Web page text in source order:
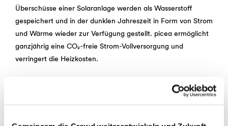
Überschüsse einer Solaranlage werden als Wasserstoff
gespeichert und in der dunklen Jahreszeit in Form von Strom
und Wärme wieder zur Verfügung gestellt. picea ermöglicht
ganzjährig eine CO₂-freie Strom-Vollversorgung und
verringert die Heizkosten.
Über HPS Home Power
Solutions GmbH